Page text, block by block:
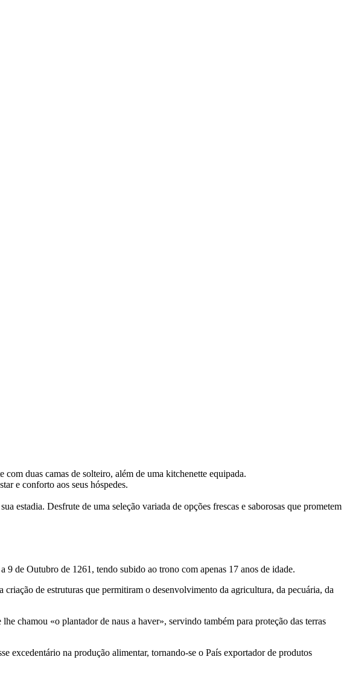
com duas camas de solteiro, além de uma kitchenette equipada.
e conforto aos seus hóspedes.
estadia. Desfrute de uma seleção variada de opções frescas e saborosas que prometem
de Outubro de 1261, tendo subido ao trono com apenas 17 anos de idade.
de estruturas que permitiram o desenvolvimento da agricultura, da pecuária, da
chamou «o plantador de naus a haver», servindo também para proteção das terras
excedentário na produção alimentar, tornando-se o País exportador de produtos